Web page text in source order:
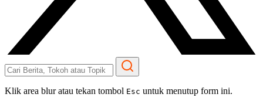
Klik area blur atau tekan tombol Esc untuk menutup form ini.